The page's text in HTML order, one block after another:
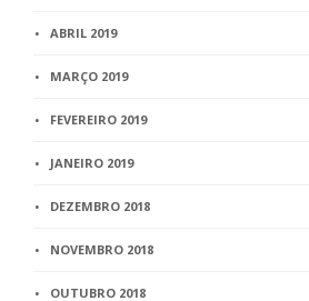
ABRIL 2019
MARÇO 2019
FEVEREIRO 2019
JANEIRO 2019
DEZEMBRO 2018
NOVEMBRO 2018
OUTUBRO 2018